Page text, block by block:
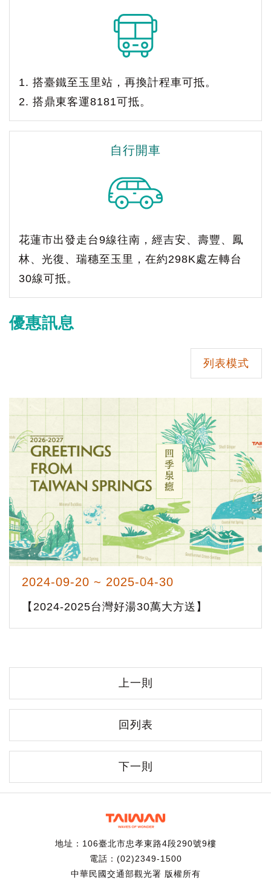
1. 搭臺鐵至玉里站，再換計程車可抵。
2. 搭鼎東客運8181可抵。
自行開車
花蓮市出發走台9線往南，經吉安、壽豐、鳳
林、光復、瑞穗至玉里，在約298K處左轉台
30線可抵。
優惠訊息
列表模式
2024-09-20 ~ 2025-04-30
【2024-2025台灣好湯30萬大方送】
上一則
回列表
下一則
地址：106臺北市忠孝東路4段290號9樓
電話：(02)2349-1500
中華民國交通部觀光署 版權所有